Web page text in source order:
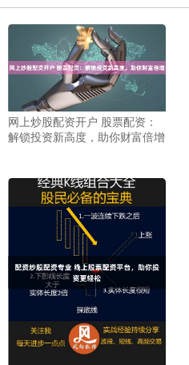
网上炒股配资开户 股票配资：
解锁投资新高度，助你财富倍增